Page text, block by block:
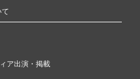
て
ア出演・掲載